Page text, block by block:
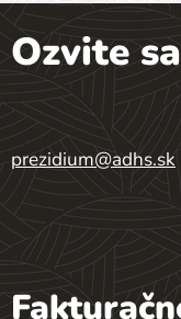
Ozvite
prezidium@adhs.sk